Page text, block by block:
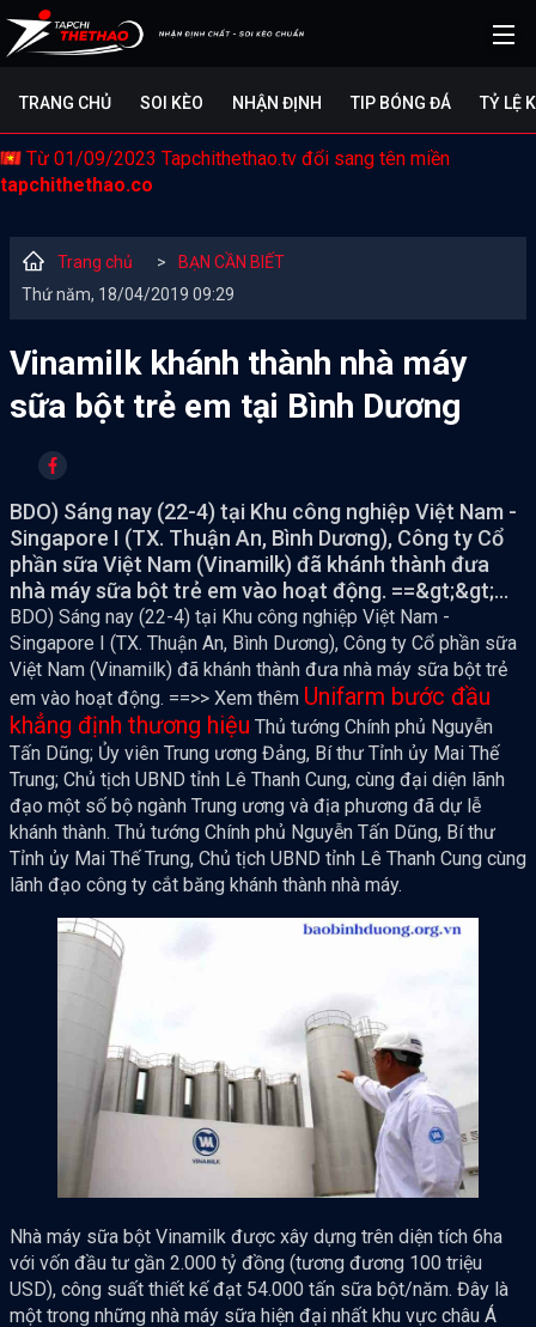
TRANG CHỦ SOI KÈO NHẬN ĐỊNH TIP BÓNG ĐÁ TỶ LỆ
Từ 01/09/2023 Tapchithethao.tv đổi sang tên miền
tapchithethao.co
Trang chủ >
BẠN CẦN BIẾT
Thứ năm, 18/04/2019 09:29
Vinamilk khánh thành nhà máy
sữa bột trẻ em tại Bình Dương
BDO) Sáng nay (22-4) tại Khu công nghiệp Việt Nam -
Singapore I (TX. Thuận An, Bình Dương), Công ty Cổ
phần sữa Việt Nam (Vinamilk) đã khánh thành đưa
nhà máy sữa bột trẻ em vào hoạt động. ==&gt;&gt;...
BDO) Sáng nay (22-4) tại Khu công nghiệp Việt Nam -
Singapore I (TX. Thuận An, Bình Dương), Công ty Cổ phần sữa
Việt Nam (Vinamilk) đã khánh thành đưa nhà máy sữa bột trẻ
em vào hoạt động. ==>> Xem thêm Unifarm bước đầu
khẳng định thương hiệu Thủ tướng Chính phủ Nguyễn
Tấn Dũng; Ủy viên Trung ương Đảng, Bí thư Tỉnh ủy Mai Thế
Trung; Chủ tịch UBND tỉnh Lê Thanh Cung, cùng đại diện lãnh
đạo một số bộ ngành Trung ương và địa phương đã dự lễ
khánh thành. Thủ tướng Chính phủ Nguyễn Tấn Dũng, Bí thư
Tỉnh ủy Mai Thế Trung, Chủ tịch UBND tỉnh Lê Thanh Cung cùng
lãnh đạo công ty cắt băng khánh thành nhà máy.
Nhà máy sữa bột Vinamilk được xây dựng trên diện tích 6ha
với vốn đầu tư gần 2.000 tỷ đồng (tương đương 100 triệu
USD), công suất thiết kế đạt 54.000 tấn sữa bột/năm. Đây là
một trong những nhà máy sữa hiện đại nhất khu vực châu Á